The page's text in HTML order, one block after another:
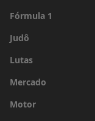
Fórmula 1
Judô
Lutas
Mercado
Motor